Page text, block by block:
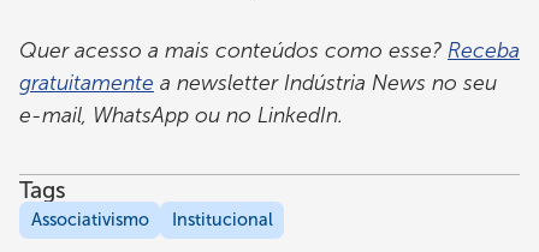
Quer acesso a mais conteúdos como esse? Receba
gratuitamente a newsletter Indústria News no seu
e-mail, WhatsApp ou no LinkedIn.
Tags
Associativismo Institucional